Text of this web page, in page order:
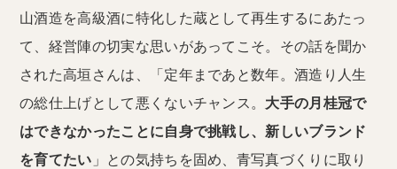
山酒造を高級酒に特化した蔵として再生するにあたっ
て、経営陣の切実な思いがあってこそ。その話を聞か
された高垣さんは、「定年まであと数年。酒造り人生
の総仕上げとして悪くないチャンス。 大手の月桂冠で
はできなかったことに自身で挑戦し、新しいブランド
を育てたい 」との気持ちを固め、青写真づくりに取り